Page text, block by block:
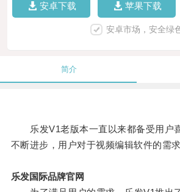
安卓下载 苹果下载
安卓市场，安全绿
简介
乐发V1老版本一直以来都备受用户
不断进步，用户对于视频编辑软件的需
乐发国际品牌官网